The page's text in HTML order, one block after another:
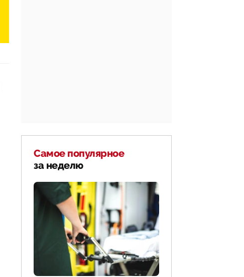
Самое популярное
за неделю